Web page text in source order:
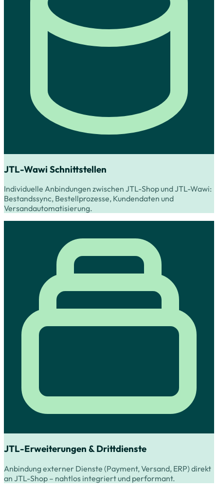
JTL-Wawi Schnittstellen
Individuelle Anbindungen zwischen JTL-Shop und JTL-Wawi:
Bestandssync, Bestellprozesse, Kundendaten und
Versandautomatisierung.
JTL-Erweiterungen & Drittdienste
Anbindung externer Dienste (Payment, Versand, ERP) direkt
an JTL-Shop – nahtlos integriert und performant.